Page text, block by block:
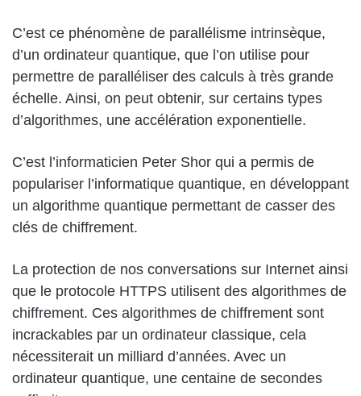
C’est ce phénomène de parallélisme intrinsèque,
d’un ordinateur quantique, que l’on utilise pour
permettre de paralléliser des calculs à très grande
échelle. Ainsi, on peut obtenir, sur certains types
d’algorithmes, une accélération exponentielle.
C’est l’informaticien Peter Shor qui a permis de
populariser l’informatique quantique, en développant
un algorithme quantique permettant de casser des
clés de chiffrement.
La protection de nos conversations sur Internet ainsi
que le protocole HTTPS utilisent des algorithmes de
chiffrement. Ces algorithmes de chiffrement sont
incrackables par un ordinateur classique, cela
nécessiterait un milliard d’années. Avec un
ordinateur quantique, une centaine de secondes